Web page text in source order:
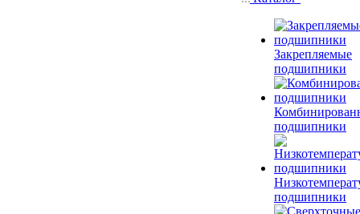
Закрепляемые
подшипники
подшипники
подшипники